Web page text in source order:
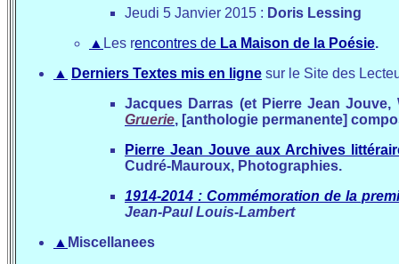
Jeudi 5 Janvier 2015 : Doris Lessing
▲ Les rencontres de La Maison de la Poésie.
▲
Derniers Textes mis en ligne sur le Site des
Jacques Darras (et Pierre Jean Jouve,
Gruerie, [anthologie permanente]
Pierre Jean Jouve aux Archives
Cudré-Mauroux, Photographies.
1914-2014 : Commémoration de la
Jean-Paul Louis-Lambert
▲ Miscellanees